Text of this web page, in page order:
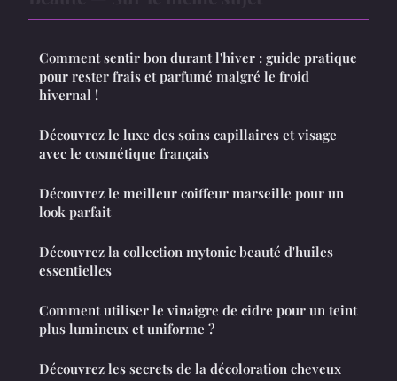
Comment sentir bon durant l'hiver : guide pratique
pour rester frais et parfumé malgré le froid
hivernal !
Découvrez le luxe des soins capillaires et visage
avec le cosmétique français
Découvrez le meilleur coiffeur marseille pour un
look parfait
Découvrez la collection mytonic beauté d'huiles
essentielles
Comment utiliser le vinaigre de cidre pour un teint
plus lumineux et uniforme ?
Découvrez les secrets de la décoloration cheveux